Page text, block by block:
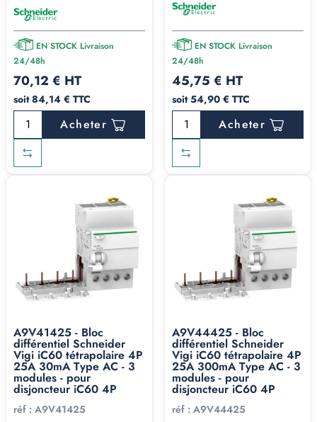
EN STOCK Livraison
24/48h
70,12 € HT
soit 84,14 € TTC
Acheter
EN STOCK Livraison
24/48h
45,75 € HT
soit 54,90 € TTC
Acheter
A9V41425 - Bloc
différentiel Schneider
Vigi iC60 tétrapolaire 4P
25A 30mA Type AC - 3
modules - pour
disjoncteur iC60 4P
réf : A9V41425
A9V44425 - Bloc
différentiel Schneider
Vigi iC60 tétrapolaire 4P
25A 300mA Type AC - 3
modules - pour
disjoncteur iC60 4P
réf : A9V44425